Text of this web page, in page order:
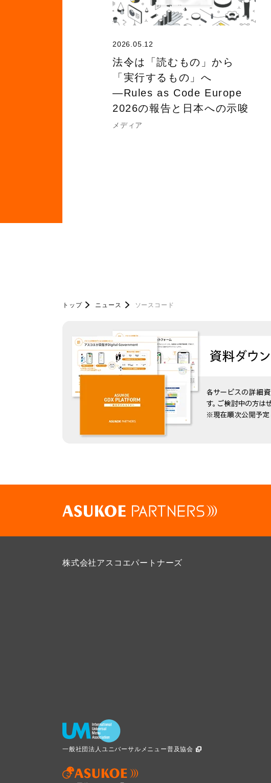
2026.05.12
法令は「読むもの」から
「実行するもの」へ
―Rules as Code Europe
2026の報告と日本への示唆
メディア
トップ ニュース ソースコード
株式会社アスコエパートナーズ
一般社団法人ユニバーサルメニュー普及協会